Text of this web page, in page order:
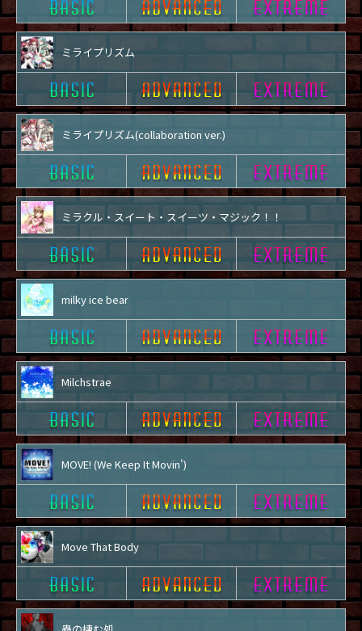
ミライプリズム
ミライプリズム(collaboration ver.)
ミラクル・スイート・スイーツ・マジック！！
milky ice bear
Milchstrae
MOVE! (We Keep It Movin')
Move That Body